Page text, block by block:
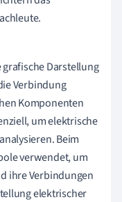
grafische Darstellung
Verbindung
Komponenten
um elektrische
Beim
verwendet, um
ihre Verbindungen
elektrischer